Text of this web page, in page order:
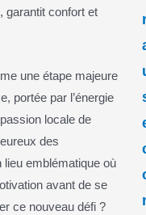
garantit confort et
une étape majeure
portée par l’énergie
locale de
des
lieu emblématique où
avant de se
ce nouveau défi ?